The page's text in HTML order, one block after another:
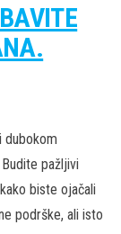
dubokom
pažljivi
biste ojačali
podrške, ali isto